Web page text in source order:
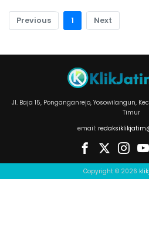
Previous 1 Next
Jl. Baja 15, Ponganganrejo, Yosowilangun,
Timur
email:
Copyright © 2026